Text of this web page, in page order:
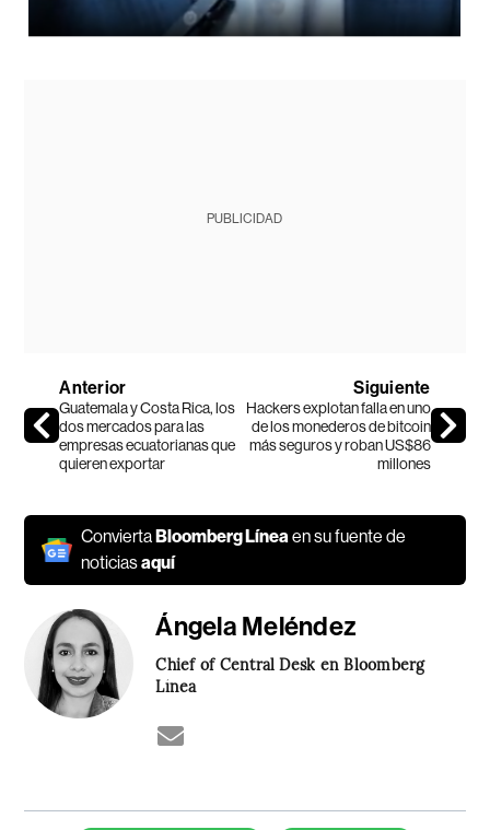
PUBLICIDAD
Anterior
Guatemala y Costa Rica, los
dos mercados para las
empresas ecuatorianas que
quieren exportar
Siguiente
Hackers explotan falla en uno
de los monederos de bitcoin
más seguros y roban US$86
millones
ConviertaBloomberg Líneaen su fuente de
noticiasaquí
Ángela Meléndez
Chief of Central Desk en Bloomberg
Línea